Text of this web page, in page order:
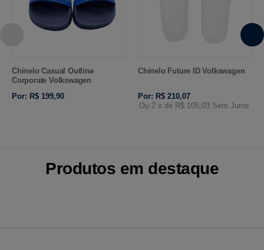
Chinelo Casual Outline
Corporate Volkswagen
Por: R$ 199,90
Chinelo Future ID Volkswagen
Por: R$ 210,07
Ou 2 x de R$ 105,03 Sem Juros
Produtos em destaque